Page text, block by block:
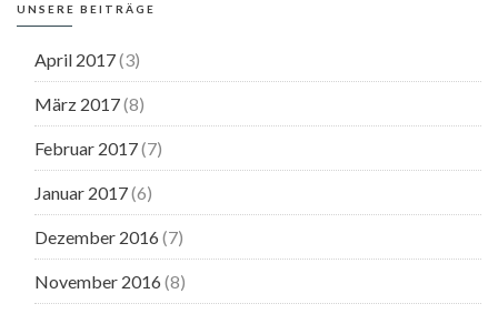
UNSERE BEITRÄGE
April 2017(3)
März 2017(8)
Februar 2017(7)
Januar 2017(6)
Dezember 2016 (7)
November 2016 (8)